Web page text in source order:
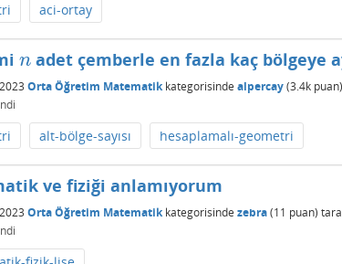
aci-ortay
n
nadet çemberle en fazla kaç bölgeye
Orta Öğretim Matematikkategorisinde alpercay(3.4k puan)
alt-bölge-sayısı hesaplamalı-geometri
ve fiziği anlamıyorum
Orta Öğretim Matematikkategorisinde zebra(11 puan)